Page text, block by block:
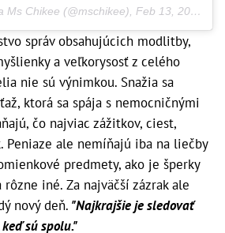
Ms Chikee (@mschikee), Feb 13, 2017 o 11:58 PST
správ obsahujúcich modlitby,
a veľkorysosť z celého
nie sú výnimkou. Snažia sa
ktorá sa spája s nemocničnými
čo najviac zážitkov, ciest,
Peniaze ale nemíňajú iba na liečby
predmety, ako je šperky
iné. Za najväčší zázrak ale
nový deň. "Najkrajšie je sledovať
sú spolu."